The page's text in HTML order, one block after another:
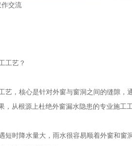
交流
工艺？
艺，核心是针对外窗与窗洞之间的缝隙
，从根源上杜绝外窗漏水隐患的专业施工
短时降水量大，雨水很容易顺着外窗和窗